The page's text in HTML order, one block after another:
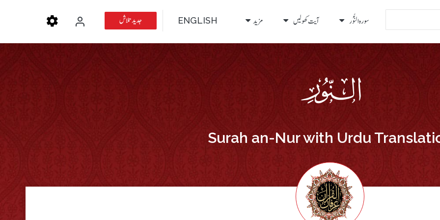
سورہ النُّوْر آیت کھولیں مزید ENGLISH جدید تلاش
Surah an-Nur with Urdu